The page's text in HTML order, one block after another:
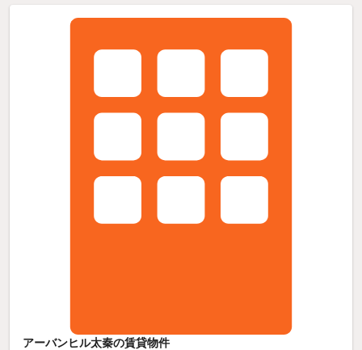
アーバンヒル太秦の賃貸物件